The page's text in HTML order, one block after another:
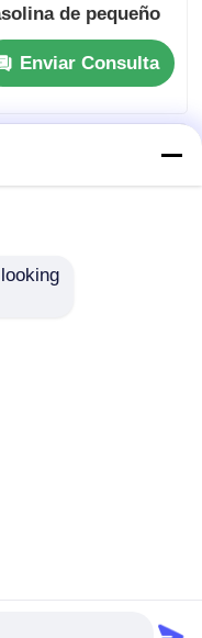
de pequeño
de voltaje
120 240 V
de energía
Enviar Consulta